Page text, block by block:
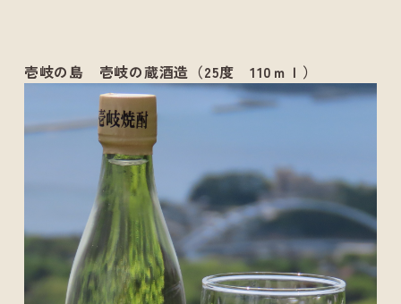
壱岐の島 壱岐の蔵酒造（25度 110ｍｌ）